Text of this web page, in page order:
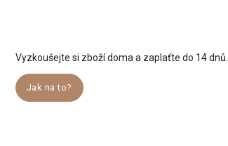
Vyzkoušejte si zboží doma a zaplaťte do 14 dnů.
Jak na to?